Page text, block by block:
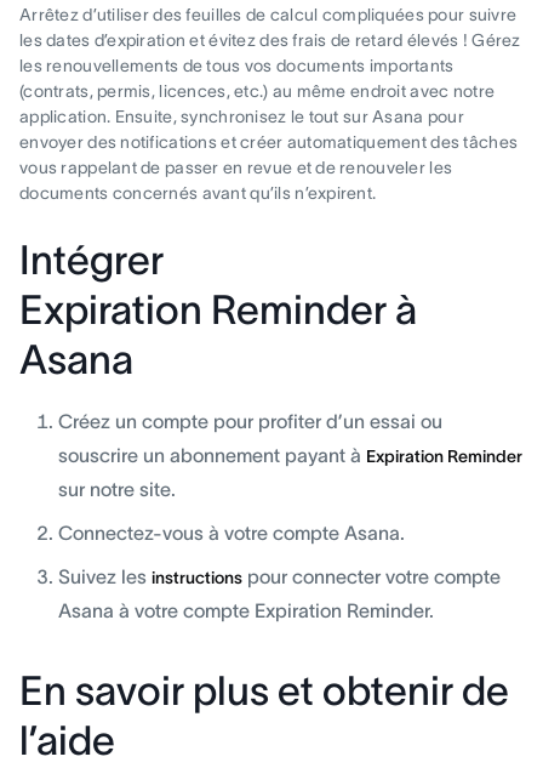
Arrêtez d’utiliser des feuilles de calcul compliquées pour suivre
les dates d’expiration et évitez des frais de retard élevés ! Gérez
les renouvellements de tous vos documents importants
(contrats, permis, licences, etc.) au même endroit avec notre
application. Ensuite, synchronisez le tout sur Asana pour
envoyer des notifications et créer automatiquement des tâches
vous rappelant de passer en revue et de renouveler les
documents concernés avant qu’ils n’expirent.
Intégrer
Expiration Reminder à
Asana
Créez un compte pour profiter d’un essai ou
souscrire un abonnement payant à Expiration Reminder
sur notre site.
Connectez-vous à votre compte Asana.
Suivez les instructions pour connecter votre compte
Asana à votre compte Expiration Reminder.
En savoir plus et obtenir de
l’aide